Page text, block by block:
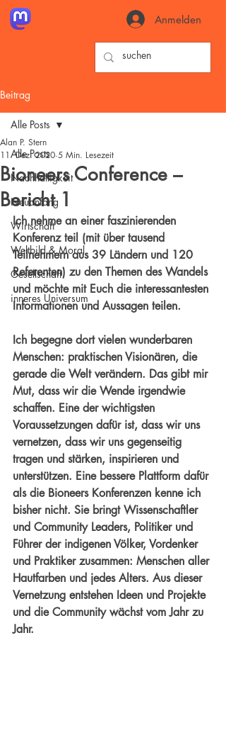
Anmelden
Beitrag
Alle Posts
Nachhaltigkeit
Neuanfang
Wirtschaft
Weltbild & Moral
Gesellschaft
inneres Universum
Alle Posts
Bioneers Conference –
Bericht 1
Alan P. Stern
11. Dez. 2020 5 Min. Lesezeit
Ich nehme an einer faszinierenden
Konferenz teil (mit über tausend
Teilnehmern aus 39 Ländern und 120
Referenten) zu den Themen des Wandels
und möchte mit Euch die interessantesten
Informationen und Aussagen teilen.
Ich begegne dort vielen wunderbaren
Menschen: praktischen Visionären, die
gerade die Welt verändern. Das gibt mir
Mut, dass wir die Wende irgendwie
schaffen. Eine der wichtigsten
Voraussetzungen dafür ist, dass wir uns
vernetzen, dass wir uns gegenseitig
tragen und stärken, inspirieren und
unterstützen. Eine bessere Plattform dafür
als die Bioneers Konferenzen kenne ich
bisher nicht. Sie bringt Wissenschaftler
und Community Leaders, Politiker und
Führer der indigenen Völker, Vordenker
und Praktiker zusammen: Menschen aller
Hautfarben und jedes Alters. Aus dieser
Vernetzung entstehen Ideen und Projekte
und die Community wächst vom Jahr zu
Jahr.